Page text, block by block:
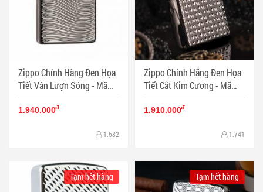
Zippo Chính Hãng Đen Họa
Tiết Vân Lượn Sóng - Mã
SP: ZPC1297
1.940.000đ
1.582
Zippo Chính Hãng Đen Họa
Tiết Cắt Kim Cương - Mã
SP: ZPC1296
1.910.000đ
1.741
Tạm hết hàng Tạm hết hàng